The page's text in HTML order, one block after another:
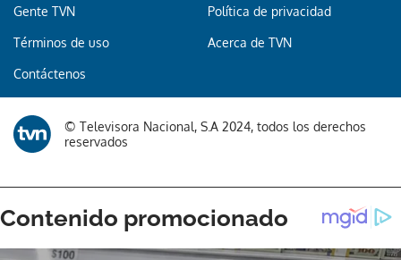
ACEPTAR
Gente TVN Política de privacidad
Términos de uso Acerca de TVN
Contáctenos
© Televisora Nacional, S.A 2024, todos los derechos
reservados